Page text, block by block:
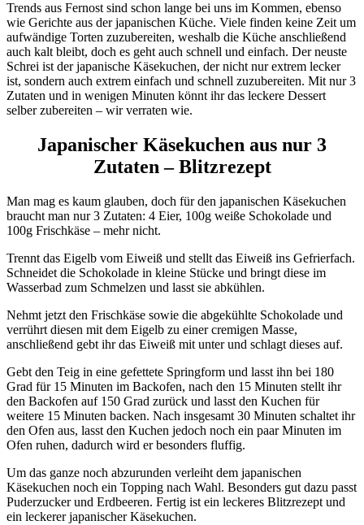
Trends aus Fernost sind schon lange bei uns im Kommen, ebenso
wie Gerichte aus der japanischen Küche. Viele finden keine Zeit um
aufwändige Torten zuzubereiten, weshalb die Küche anschließend
auch kalt bleibt, doch es geht auch schnell und einfach. Der neuste
Schrei ist der japanische Käsekuchen, der nicht nur extrem lecker
ist, sondern auch extrem einfach und schnell zuzubereiten. Mit nur 3
Zutaten und in wenigen Minuten könnt ihr das leckere Dessert
selber zubereiten – wir verraten wie.
Japanischer Käsekuchen aus nur 3
Zutaten – Blitzrezept
Man mag es kaum glauben, doch für den japanischen Käsekuchen
braucht man nur 3 Zutaten: 4 Eier, 100g weiße Schokolade und
100g Frischkäse – mehr nicht.
Trennt das Eigelb vom Eiweiß und stellt das Eiweiß ins Gefrierfach.
Schneidet die Schokolade in kleine Stücke und bringt diese im
Wasserbad zum Schmelzen und lasst sie abkühlen.
Nehmt jetzt den Frischkäse sowie die abgekühlte Schokolade und
verrührt diesen mit dem Eigelb zu einer cremigen Masse,
anschließend gebt ihr das Eiweiß mit unter und schlagt dieses auf.
Gebt den Teig in eine gefettete Springform und lasst ihn bei 180
Grad für 15 Minuten im Backofen, nach den 15 Minuten stellt ihr
den Backofen auf 150 Grad zurück und lasst den Kuchen für
weitere 15 Minuten backen. Nach insgesamt 30 Minuten schaltet ihr
den Ofen aus, lasst den Kuchen jedoch noch ein paar Minuten im
Ofen ruhen, dadurch wird er besonders fluffig.
Um das ganze noch abzurunden verleiht dem japanischen
Käsekuchen noch ein Topping nach Wahl. Besonders gut dazu passt
Puderzucker und Erdbeeren. Fertig ist ein leckeres Blitzrezept und
ein leckerer japanischer Käsekuchen.